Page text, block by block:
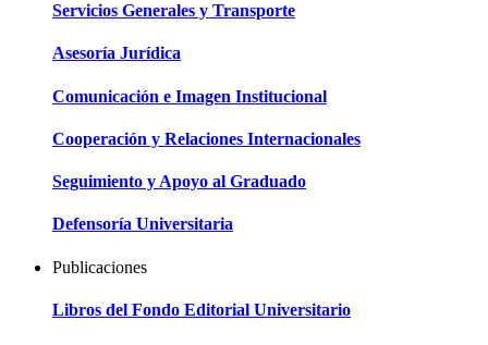
Servicios Generales y Transporte
Asesoría Jurídica
Comunicación e Imagen Institucional
Cooperación y Relaciones Internacionales
Seguimiento y Apoyo al Graduado
Defensoría Universitaria
Publicaciones
Libros del Fondo Editorial Universitario